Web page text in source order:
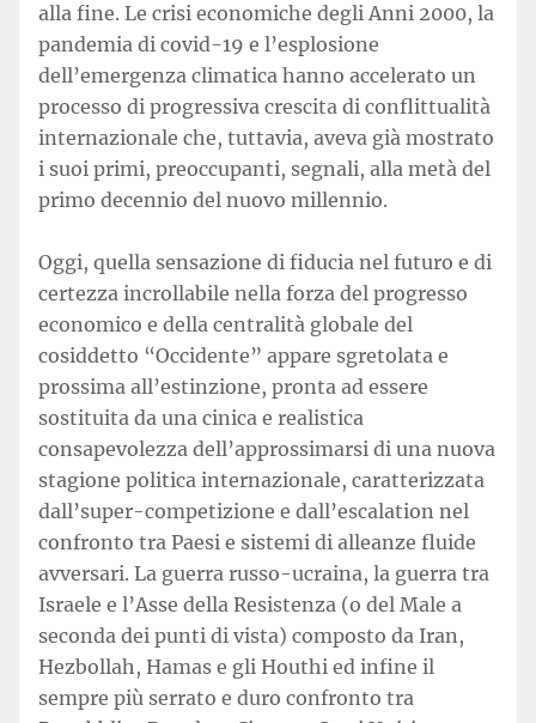
alla fine. Le crisi economiche degli Anni 2000, la
pandemia di covid-19 e l’esplosione
dell’emergenza climatica hanno accelerato un
processo di progressiva crescita di conflittualità
internazionale che, tuttavia, aveva già mostrato
i suoi primi, preoccupanti, segnali, alla metà del
primo decennio del nuovo millennio.
Oggi, quella sensazione di fiducia nel futuro e di
certezza incrollabile nella forza del progresso
economico e della centralità globale del
cosiddetto “Occidente” appare sgretolata e
prossima all’estinzione, pronta ad essere
sostituita da una cinica e realistica
consapevolezza dell’approssimarsi di una nuova
stagione politica internazionale, caratterizzata
dall’super-competizione e dall’escalation nel
confronto tra Paesi e sistemi di alleanze fluide
avversari. La guerra russo-ucraina, la guerra tra
Israele e l’Asse della Resistenza (o del Male a
seconda dei punti di vista) composto da Iran,
Hezbollah, Hamas e gli Houthi ed infine il
sempre più serrato e duro confronto tra